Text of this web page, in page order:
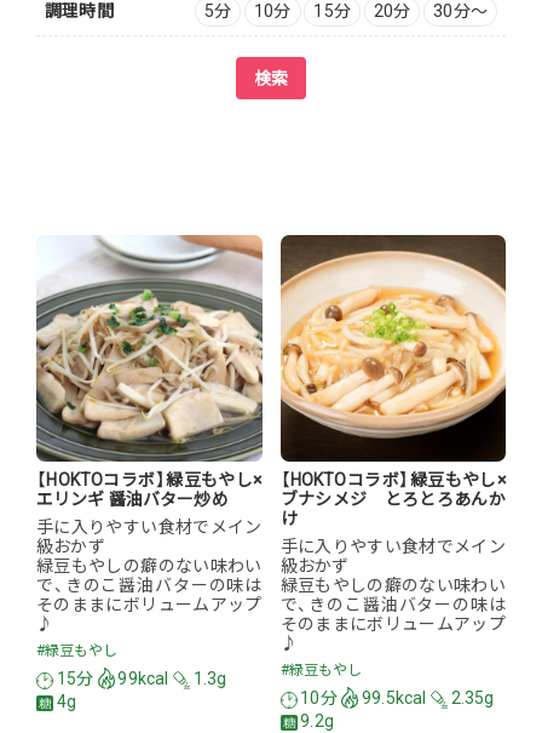
調理時間 5分 10分 15分 20分 30分〜
検索
【HOKTOコラボ】緑豆もやし×
エリンギ 醤油バター炒め
手に入りやすい食材でメイン
級おかず
緑豆もやしの癖のない味わい
で、きのこ醤油バターの味は
そのままにボリュームアップ
♪
#緑豆もやし
15分 99kcal
1.3g
4g
【HOKTOコラボ】緑豆もやし×
ブナシメジ とろとろあんか
け
手に入りやすい食材でメイン
級おかず
緑豆もやしの癖のない味わい
で、きのこ醤油バターの味は
そのままにボリュームアップ
♪
#緑豆もやし
10分 99.5kcal
2.35g
9.2g